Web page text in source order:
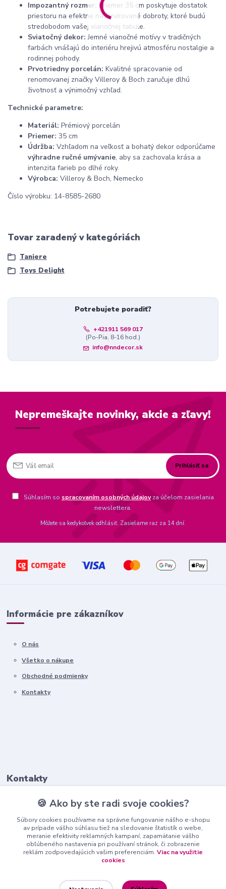
Impozantný rozmer: Priemer 35 cm poskytuje dostatok
priestoru na efektne naservírované dobroty, ktoré budú
stredobodom vašej vianočnej tabule.
Sviatočný dekor: Jemné vianočné motívy v tradičných
farbách vnášajú do interiéru hrejivú atmosféru nostalgie a
rodinnej pohody.
Prvotriedny porcelán: Kvalitné spracovanie od
renomovanej značky Villeroy & Boch zaručuje dlhú
životnosť a výnimočný vzhľad.
Technické parametre:
Materiál: Prémiový porcelán
Priemer: 35 cm
Údržba: Vzhľadom na veľkosť a bohatý dekor odporúčame
výhradne ručné umývanie, aby sa zachovala krása a
intenzita farieb po dlhé roky.
Výrobca: Villeroy & Boch, Nemecko
Číslo výrobku: 14-8585-2680
Tovar zaradený v kategóriách
Taniere
Toys Delight
Potrebujete poradiť?
+421911 569 017
(Po-Pia, 8-16 hod.)
info@nndecor.sk
Nepremeškajte novinky, akcie a zľavy!
Prihlásiť sa
Súhlasím so spracovaním osobných údajovza účelom zasielania
newslettera.
Môžete sa kedykoľvek odhlásiť. Zasielame raz za 14 dní.
Informácie pre zákazníkov
O nás
Všetko o nákupe
Obchodné podmienky
Kontakty
Kontakty
+421911 569 017
(Po-Pia, 8-16 hod.)
info@nndecor.sk
🍪 Ako by ste radi svoje cookies?
Súbory cookies používame na správne fungovanie nášho e-shopu
av prípade vášho súhlasu tiež na sledovanie štatistík o webe,
meranie efektivity reklamných kampaní, zapamätanie vášho
obľúbeného nastavenia pri používaní stránok, či zobrazenie
reklám zodpovedajúcich vašim preferenciám. Viac na využitie
cookies